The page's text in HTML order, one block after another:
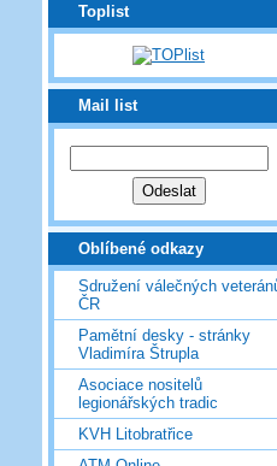
Toplist
Mail list
Oblíbené odkazy
Sdružení válečných
ČR
Pamětní desky - stránky
Vladimíra Štrupla
Asociace nositelů
legionářských tradic
KVH Litobratřice